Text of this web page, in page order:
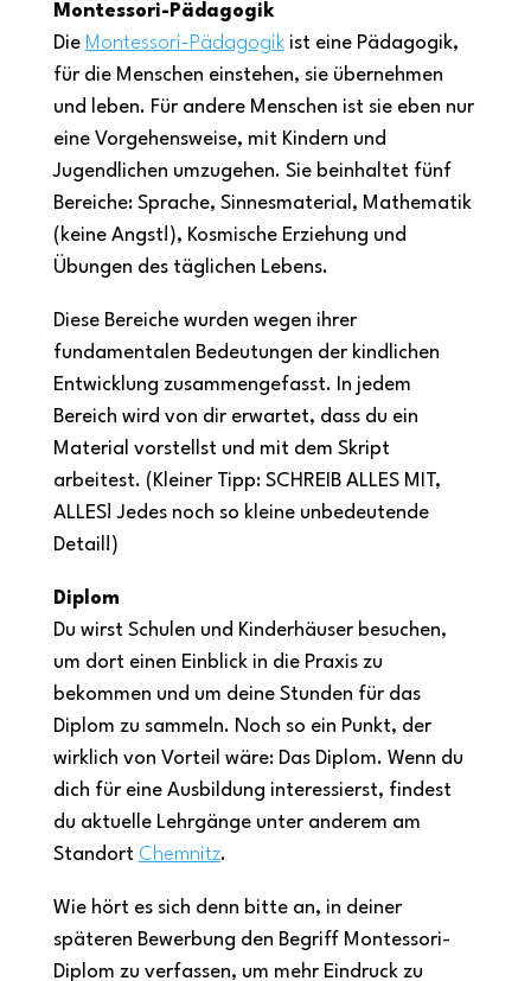
Montessori-Pädagogik
Die Montessori-Pädagogikist eine Pädagogik,
für die Menschen einstehen, sie übernehmen
und leben. Für andere Menschen ist sie eben nur
eine Vorgehensweise, mit Kindern und
Jugendlichen umzugehen. Sie beinhaltet fünf
Bereiche: Sprache, Sinnesmaterial, Mathematik
(keine Angst!), Kosmische Erziehung und
Übungen des täglichen Lebens.
Diese Bereiche wurden wegen ihrer
fundamentalen Bedeutungen der kindlichen
Entwicklung zusammengefasst. In jedem
Bereich wird von dir erwartet, dass du ein
Material vorstellst und mit dem Skript
arbeitest. (Kleiner Tipp: SCHREIB ALLES MIT,
ALLES! Jedes noch so kleine unbedeutende
Detail!)
Diplom
Du wirst Schulen und Kinderhäuser besuchen,
um dort einen Einblick in die Praxis zu
bekommen und um deine Stunden für das
Diplom zu sammeln. Noch so ein Punkt, der
wirklich von Vorteil wäre: Das Diplom. Wenn du
dich für eine Ausbildung interessierst, findest
du aktuelle Lehrgänge unter anderem am
Standort Chemnitz.
Wie hört es sich denn bitte an, in deiner
späteren Bewerbung den Begriff Montessori-
Diplom zu verfassen, um mehr Eindruck zu